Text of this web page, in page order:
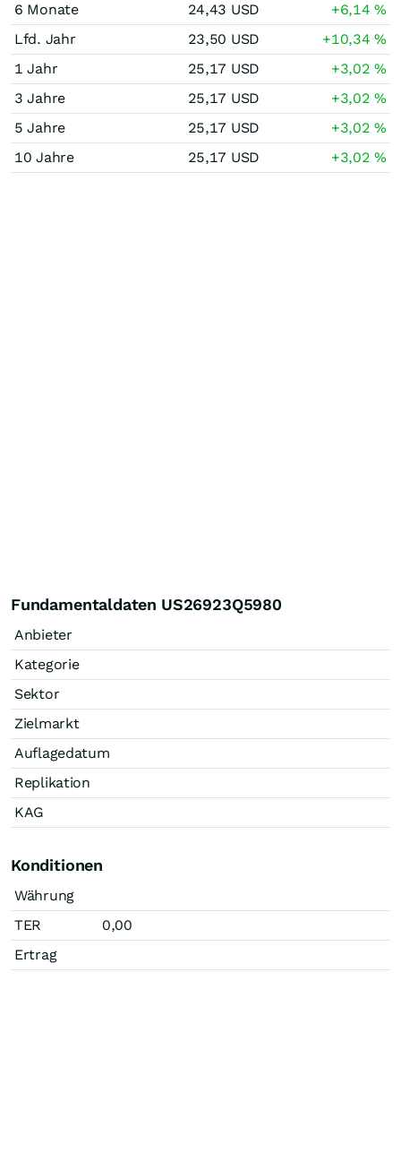
6 Monate
24,43 USD +6,14%
Lfd. Jahr
23,50 USD +10,34%
1 Jahr
25,17 USD +3,02%
3 Jahre
25,17 USD +3,02%
5 Jahre
25,17 USD +3,02%
10 Jahre
25,17 USD +3,02%
Fundamentaldaten US26923Q5980
Anbieter
Kategorie
Sektor
Zielmarkt
Auflagedatum
Replikation
KAG
Konditionen
Währung
TER
0,00
Ertrag